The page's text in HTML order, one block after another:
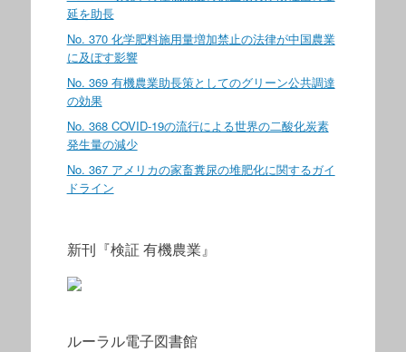
延を助長
No. 370 化学肥料施用量増加禁止の法律が中国農業
に及ぼす影響
No. 369 有機農業助長策としてのグリーン公共調達
の効果
No. 368 COVID-19の流行による世界の二酸化炭素
発生量の減少
No. 367 アメリカの家畜糞尿の堆肥化に関するガイ
ドライン
新刊『検証 有機農業』
ルーラル電子図書館